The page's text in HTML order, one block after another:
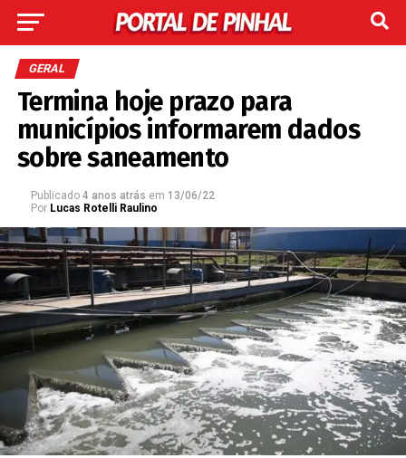
GERAL
Termina hoje prazo para
municípios informarem dados
sobre saneamento
Publicado 4 anos atrás em 13/06/22
Por Lucas Rotelli Raulino